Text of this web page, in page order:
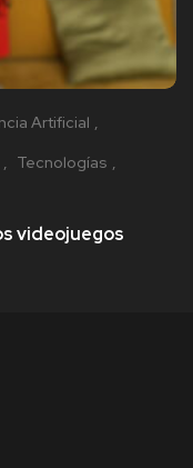
Artificial
Tecnologías
videojuegos